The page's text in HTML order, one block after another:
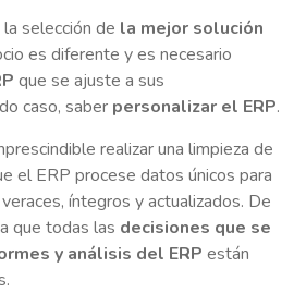
selección de la mejor solución
es diferente y es necesario
que se ajuste a sus
caso, saber personalizar el ERP.
realizar una limpieza de
el ERP procese datos únicos para
íntegros y actualizados. De
que todas las decisiones que se
y análisis del ERP están